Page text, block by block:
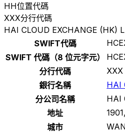
HH位置代碼
XXX分行代碼
HAI CLOUD EXCHANGE (HK)
SWIFT代碼
SWIFT 代碼（8 位元字元）
分行代碼
XXX
銀行名稱
HAI
分公司名稱
HAI
地址
城市